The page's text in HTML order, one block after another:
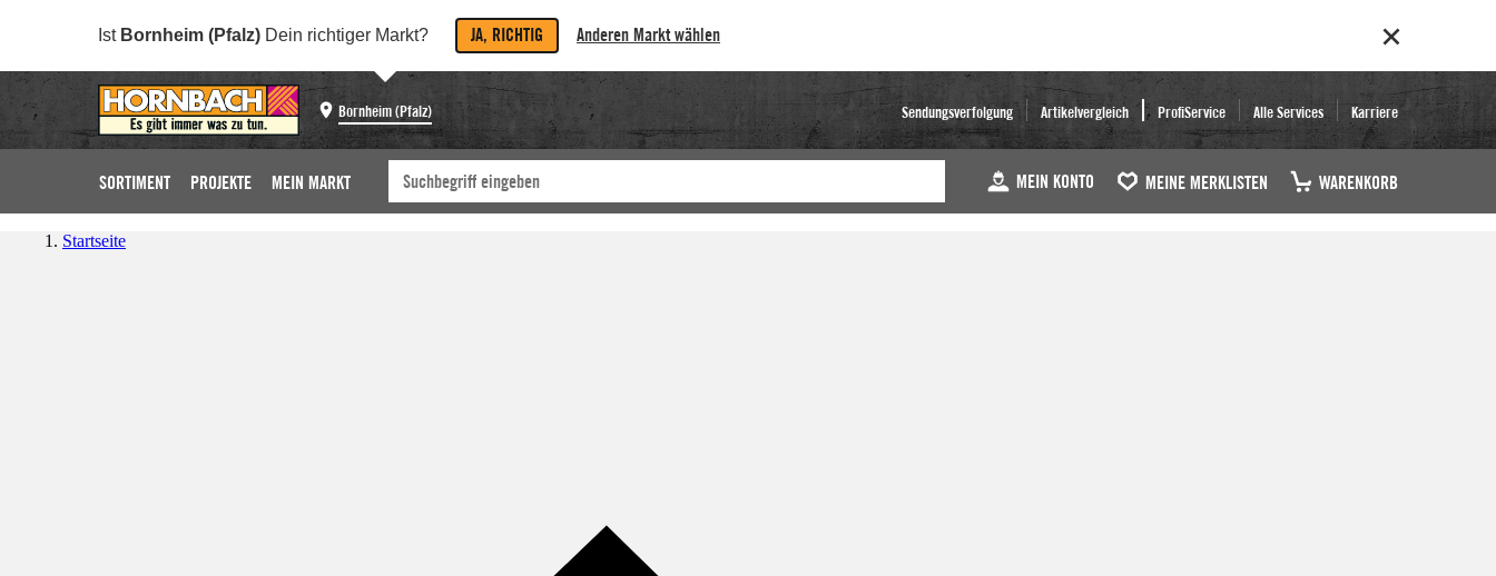
Ist Bornheim (Pfalz) Dein richtiger Markt? JA, RICHTIG Anderen Markt wählen
Bornheim (Pfalz) Sendungsverfolgung Artikelvergleich ProfiService Alle Services Karriere
SORTIMENT PROJEKTE MEIN MARKT MEIN KONTO MEINE MERKLISTEN WARENKORB
Startseite